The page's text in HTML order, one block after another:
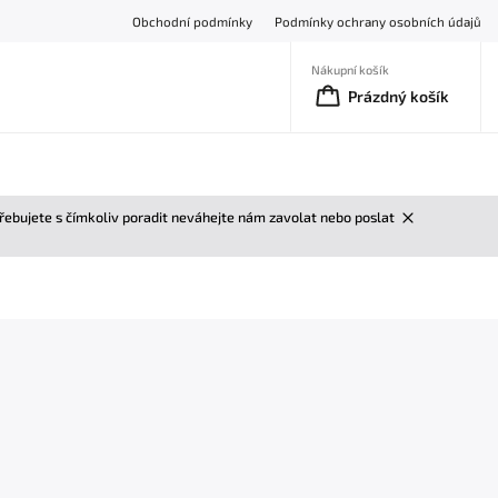
Obchodní podmínky Podmínky ochrany osobních údajů
Nákupní košík
Prázdný košík
s čímkoliv poradit neváhejte nám zavolat nebo poslat